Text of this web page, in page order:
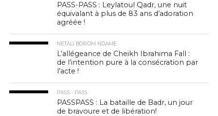
PASS-PASS : Leylatoul Qadr, une nuit
équivalant à plus de 83 ans d’adoration
agréée !
NETALI BOROM NDAME
L’allégeance de Cheikh Ibrahima Fall :
de l’intention pure à la consécration par
l’acte !
PASS - PASS
PASSPASS : La bataille de Badr, un jour
de bravoure et de libération!